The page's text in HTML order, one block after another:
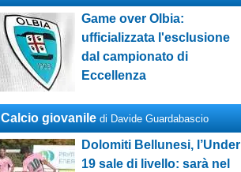
Game over Olbia:
ufficializzata l'esclusione
dal campionato di
Eccellenza
Calcio giovanile di Davide Guardabascio
Dolomiti Bellunesi, l’Under
19 sale di livello: sarà nel